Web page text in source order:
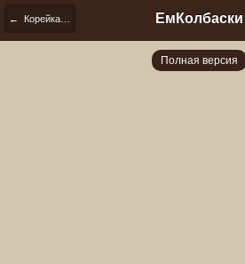
← Корейка холодного копчения ЕмКолбаски
Полная версия